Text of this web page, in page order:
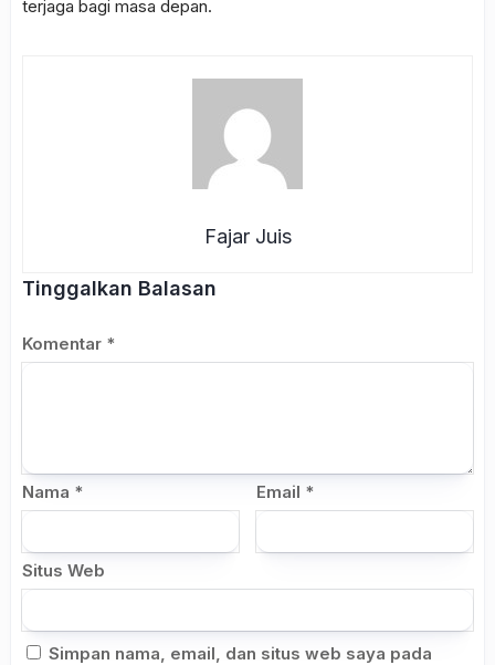
terjaga bagi masa depan.
Fajar Juis
Tinggalkan Balasan
Komentar *
Nama * Email *
Situs Web
Simpan nama, email, dan situs web saya pada